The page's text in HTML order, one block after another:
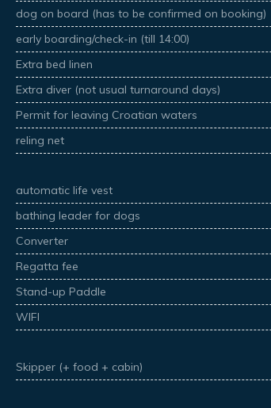
dog on board (has to be confirmed on booking)
early boarding/check-in (till 14:00)
Extra bed linen
Extra diver (not usual turnaround days)
Permit for leaving Croatian waters
reling net
automatic life vest
bathing leader for dogs
Converter
Regatta fee
Stand-up Paddle
WIFI
Skipper (+ food + cabin)